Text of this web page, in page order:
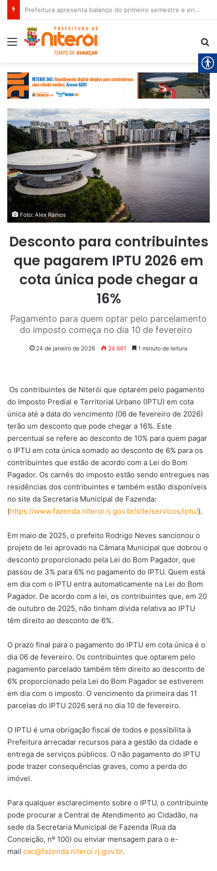
Prefeitura apresenta balanço do primeiro semestre e encaminha novos projetos à Câmara
Menu
Foto: Alex Ramos
Desconto para contribuintes
que pagarem IPTU 2026 em
cota única pode chegar a
16%
Pagamento para quem optar pelo parcelamento
do imposto começa no dia 10 de fevereiro
24 de janeiro de 2026 24.661 1 minuto de leitura
Os contribuintes de Niterói que optarem pelo pagamento
do Imposto Predial e Territorial Urbano (IPTU) em cota
única até a data do vencimento (06 de fevereiro de 2026)
terão um desconto que pode chegar a 16%. Este
percentual se refere ao desconto de 10% para quem pagar
o IPTU em cota única somado ao desconto de 6% para os
contribuintes que estão de acordo com a Lei do Bom
Pagador. Os carnês do imposto estão sendo entregues nas
residências dos contribuintes e também estão disponíveis
no site da Secretaria Municipal de Fazenda:
(https://www.fazenda.niteroi.rj.gov.br/site/servicos/iptu/).
Em maio de 2025, o prefeito Rodrigo Neves sancionou o
projeto de lei aprovado na Câmara Municipal que dobrou o
desconto proporcionado pela Lei do Bom Pagador, que
passou de 3% para 6% no pagamento do IPTU. Quem está
em dia com o IPTU entra automaticamente na Lei do Bom
Pagador. De acordo com a lei, os contribuintes que, em 20
de outubro de 2025, não tinham dívida relativa ao IPTU
têm direito ao desconto de 6%.
O prazo final para o pagamento do IPTU em cota única é o
dia 06 de fevereiro. Os contribuintes que optarem pelo
pagamento parcelado também têm direito ao desconto de
6% proporcionado pela Lei do Bom Pagador se estiverem
em dia com o imposto. O vencimento da primeira das 11
parcelas do IPTU 2026 será no dia 10 de fevereiro.
O IPTU é uma obrigação fiscal de todos e possibilita à
Prefeitura arrecadar recursos para a gestão da cidade e
entrega de serviços públicos. O não pagamento do IPTU
pode trazer consequências graves, como a perda do
imóvel.
Para qualquer esclarecimento sobre o IPTU, o contribuinte
pode procurar a Central de Atendimento ao Cidadão, na
sede da Secretaria Municipal de Fazenda (Rua da
Conceição, nº 100) ou enviar mensagem para o e-
mail cac@fazenda.niteroi.rj.gov.br.